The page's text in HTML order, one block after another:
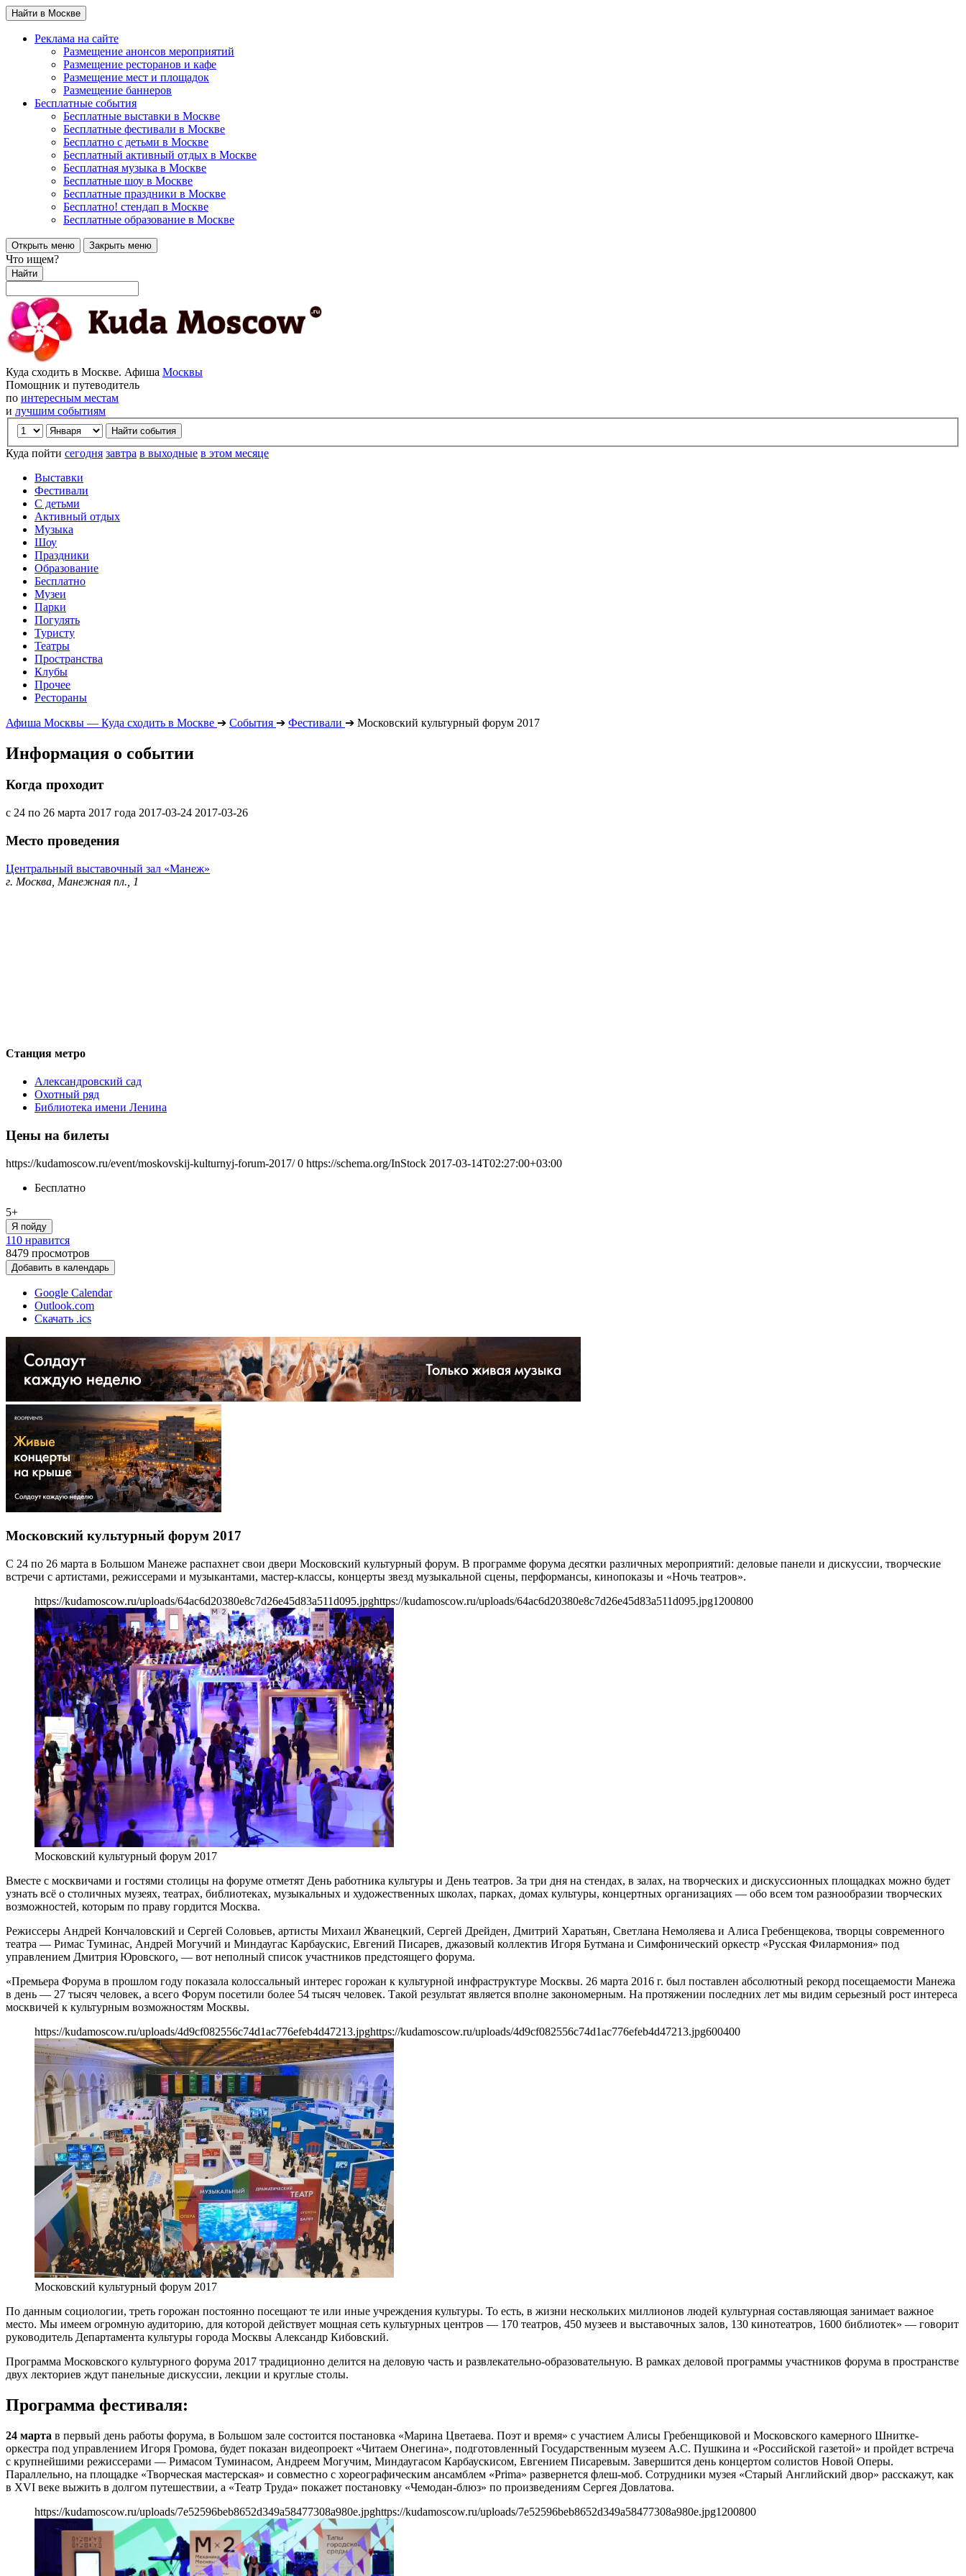
Найти в Москве
Реклама на сайте
Размещение анонсов мероприятий
Размещение ресторанов и кафе
Размещение мест и площадок
Размещение баннеров
Бесплатные события
Бесплатные выставки в Москве
Бесплатные фестивали в Москве
Бесплатно с детьми в Москве
Бесплатный активный отдых в Москве
Бесплатная музыка в Москве
Бесплатные шоу в Москве
Бесплатные праздники в Москве
Бесплатно! стендап в Москве
Бесплатные образование в Москве
Открыть меню Закрыть меню
Что ищем?
Найти
Куда сходить в Москве. Афиша Москвы
Помощник и путеводитель
по интересным местам
и лучшим событиям
Куда пойти сегодня завтра в выходные в этом месяце
Выставки
Фестивали
С детьми
Активный отдых
Музыка
Шоу
Праздники
Образование
Бесплатно
Музеи
Парки
Погулять
Туристу
Театры
Пространства
Клубы
Прочее
Рестораны
Афиша Москвы — Куда сходить в Москве ➔ События ➔ Фестивали ➔ Московский культурный форум 2017
Информация о событии
Когда проходит
с 24 по 26 марта 2017 года 2017-03-24 2017-03-26
Место проведения
Центральный выставочный зал «Манеж»
г. Москва, Манежная пл., 1
Станция метро
Александровский сад
Охотный ряд
Библиотека имени Ленина
Цены на билеты
https://kudamoscow.ru/event/moskovskij-kulturnyj-forum-2017/ 0 https://schema.org/InStock 2017-03-14T02:27:00+03:00
Бесплатно
5+
Я пойду
110 нравится
8479 просмотров
Добавить в календарь
Google Calendar
Outlook.com
Скачать .ics
Московский культурный форум 2017
С 24 по 26 марта в Большом Манеже распахнет свои двери Московский культурный форум. В программе форума десятки различных мероприятий: деловые панели и дискуссии, творческие
встречи с артистами, режиссерами и музыкантами, мастер-классы, концерты звезд музыкальной сцены, перформансы, кинопоказы и «Ночь театров».
https://kudamoscow.ru/uploads/64ac6d20380e8c7d26e45d83a511d095.jpghttps://kudamoscow.ru/uploads/64ac6d20380e8c7d26e45d83a511d095.jpg1200800
Московский культурный форум 2017
Вместе с москвичами и гостями столицы на форуме отметят День работника культуры и День театров. За три дня на стендах, в залах, на творческих и дискуссионных площадках можно будет
узнать всё о столичных музеях, театрах, библиотеках, музыкальных и художественных школах, парках, домах культуры, концертных организациях — обо всем том разнообразии творческих
возможностей, которым по праву гордится Москва.
Режиссеры Андрей Кончаловский и Сергей Соловьев, артисты Михаил Жванецкий, Сергей Дрейден, Дмитрий Харатьян, Светлана Немоляева и Алиса Гребенщекова, творцы современного
театра — Римас Туминас, Андрей Могучий и Миндаугас Карбаускис, Евгений Писарев, джазовый коллектив Игоря Бутмана и Симфонический оркестр «Русская Филармония» под
управлением Дмитрия Юровского, — вот неполный список участников предстоящего форума.
«Премьера Форума в прошлом году показала колоссальный интерес горожан к культурной инфраструктуре Москвы. 26 марта 2016 г. был поставлен абсолютный рекорд посещаемости Манежа
в день — 27 тысяч человек, а всего Форум посетили более 54 тысяч человек. Такой результат является вполне закономерным. На протяжении последних лет мы видим серьезный рост интереса
москвичей к культурным возможностям Москвы.
https://kudamoscow.ru/uploads/4d9cf082556c74d1ac776efeb4d47213.jpghttps://kudamoscow.ru/uploads/4d9cf082556c74d1ac776efeb4d47213.jpg600400
Московский культурный форум 2017
По данным социологии, треть горожан постоянно посещают те или иные учреждения культуры. То есть, в жизни нескольких миллионов людей культурная составляющая занимает важное
место. Мы имеем огромную аудиторию, для которой действует мощная сеть культурных центров — 170 театров, 450 музеев и выставочных залов, 130 кинотеатров, 1600 библиотек» — говорит
руководитель Департамента культуры города Москвы Александр Кибовский.
Программа Московского культурного форума 2017 традиционно делится на деловую часть и развлекательно-образовательную. В рамках деловой программы участников форума в пространстве
двух лекториев ждут панельные дискуссии, лекции и круглые столы.
Программа фестиваля:
24 марта в первый день работы форума, в Большом зале состоится постановка «Марина Цветаева. Поэт и время» с участием Алисы Гребенщиковой и Московского камерного Шнитке-
оркестра под управлением Игоря Громова, будет показан видеопроект «Читаем Онегина», подготовленный Государственным музеем А.С. Пушкина и «Российской газетой» и пройдет встреча
с крупнейшими режиссерами — Римасом Туминасом, Андреем Могучим, Миндаугасом Карбаускисом, Евгением Писаревым. Завершится день концертом солистов Новой Оперы.
Параллельно, на площадке «Творческая мастерская» и совместно с хореографическим ансамблем «Prima» развернется флеш-моб. Сотрудники музея «Старый Английский двор» расскажут, как
в XVI веке выжить в долгом путешествии, а «Театр Труда» покажет постановку «Чемодан-блюз» по произведениям Сергея Довлатова.
https://kudamoscow.ru/uploads/7e52596beb8652d349a58477308a980e.jpghttps://kudamoscow.ru/uploads/7e52596beb8652d349a58477308a980e.jpg1200800